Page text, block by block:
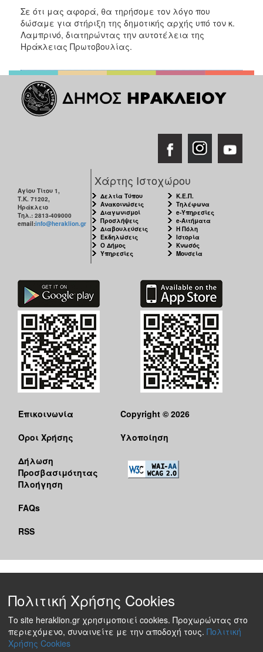
Σε ότι μας αφορά, θα τηρήσομε τον λόγο που
δώσαμε για στήριξη της δημοτικής αρχής υπό τον κ.
Λαμπρινό, διατηρώντας την αυτοτέλεια της
Ηράκλειας Πρωτοβουλίας.
Αγίου Τίτου 1,
Τ.Κ. 71202,
Ηράκλειο
Τηλ.: 2813-409000
email:info@heraklion.gr
Χάρτης Ιστοχώρου
Δελτία Τύπου
Ανακοινώσεις
Διαγωνισμοί
Προσλήψεις
Διαβουλεύσεις
Εκδηλώσεις
Ο Δήμος
Υπηρεσίες
Κ.Ε.Π.
Τηλέφωνα
e-Υπηρεσίες
e-Αιτήματα
Η Πόλη
Ιστορία
Κνωσός
Μουσεία
Επικοινωνία
Όροι Χρήσης
Δήλωση
Προσβασιμότητας
Πλοήγηση
FAQs
RSS
Copyright © 2026
Υλοποίηση
Πολιτική Χρήσης Cookies
Το site heraklion.gr χρησιμοποιεί cookies. Προχωρώντας στο
περιεχόμενο, συναινείτε με την αποδοχή τους. Πολιτική
Χρήσης Cookies